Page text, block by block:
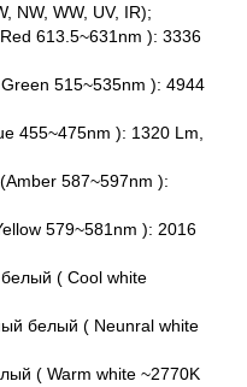
NW, WW, UV, IR);
613.5~631nm ): 3336
515~535nm ): 4944
455~475nm ): 1320 Lm,
587~597nm ):
579~581nm ): 2016
( Cool white
белый ( Neunral white
( Warm white ~2770K